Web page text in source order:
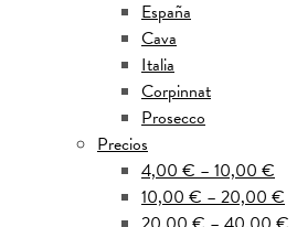
España
Cava
Italia
Corpinnat
Prosecco
Precios
4,00 € – 10,00 €
10,00 € – 20,00 €